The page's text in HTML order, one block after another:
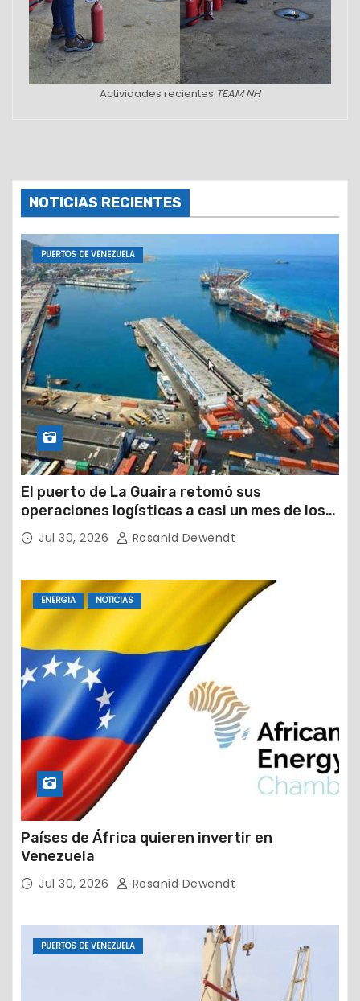
Actividades recientes TEAM NH
NOTICIAS RECIENTES
PUERTOS DE VENEZUELA
El puerto de La Guaira retomó sus
operaciones logísticas a casi un mes de los
devastadores terremotos
Jul 30, 2026 Rosanid Dewendt
ENERGIA NOTICIAS
Países de África quieren invertir en
Venezuela
Jul 30, 2026 Rosanid Dewendt
PUERTOS DE VENEZUELA